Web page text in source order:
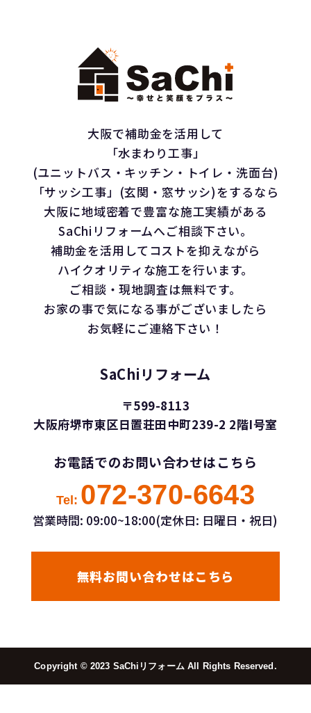
大阪で補助金を活用して
「水まわり工事」
(ユニットバス・キッチン・トイレ・洗面台)
「サッシ工事」(玄関・窓サッシ)をするなら
大阪に地域密着で豊富な施工実績がある
SaChiリフォームへご相談下さい。
補助金を活用してコストを抑えながら
ハイクオリティな施工を行います。
ご相談・現地調査は無料です。
お家の事で気になる事がございましたら
お気軽にご連絡下さい！
SaChiリフォーム
〒599-8113
大阪府堺市東区日置荘田中町239-2 2階I号室
お電話でのお問い合わせはこちら
Tel: 072-370-6643
営業時間: 09:00~18:00(定休日: 日曜日・祝日)
無料お問い合わせはこちら
Copyright ©︎ 2023 SaChiリフォーム All Rights Reserved.